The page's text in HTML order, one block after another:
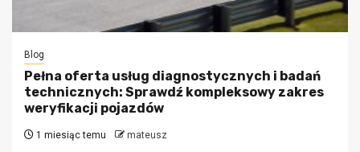
Blog
Pełna oferta usług diagnostycznych i badań
technicznych: Sprawdź kompleksowy zakres
weryfikacji pojazdów
1 miesiąc temu mateusz